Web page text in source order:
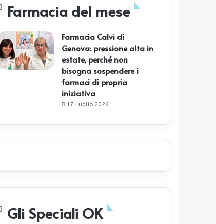
Farmacia del mese
Farmacia Calvi di
Genova: pressione alta in
estate, perché non
bisogna sospendere i
farmaci di propria
iniziativa
17 Luglio 2026
Gli Speciali OK